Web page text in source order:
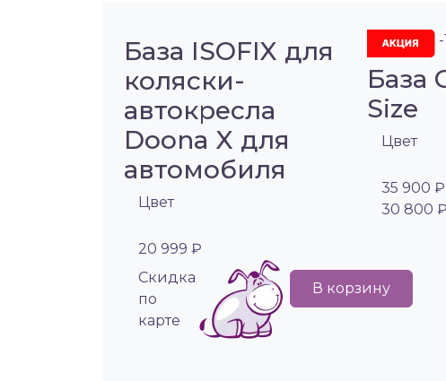
База ISOFIX для
коляски-
автокресла
Doona X для
автомобиля
Цвет
20 999 ₽
Cкидка
по
карте
В корзину
База
Size
Цвет
35 900 ₽
30 800 ₽